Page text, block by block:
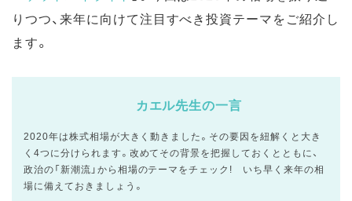
りつつ、来年に向けて注目すべき投資テーマをご紹介し
ます。
カエル先生の一言
2020年は株式相場が大きく動きました。その要因を紐解くと大き
く4つに分けられます。改めてその背景を把握しておくとともに、
政治の「新潮流」から相場のテーマをチェック! いち早く来年の相
場に備えておきましょう。